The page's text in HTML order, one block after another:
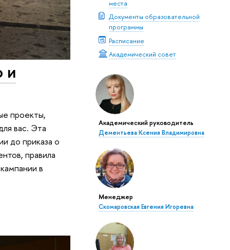
места
Документы образовательной
программы
Расписание
Академический совет
Академический руководитель
Дементьева Ксения Владимировна
Менеджер
Скомаровская Евгения Игоревна
и
проекты,
вас. Эта
до приказа о
правила
в